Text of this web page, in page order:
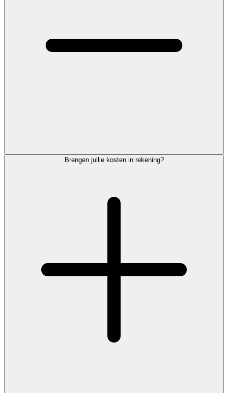
Brengen jullie kosten in rekening?